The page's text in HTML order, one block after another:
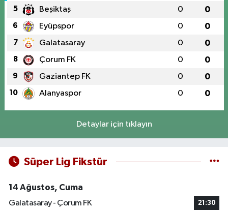
5 Beşiktaş 0 0
6 Eyüpspor 0 0
7 Galatasaray 0 0
8 Çorum FK 0 0
9 Gaziantep FK 0 0
10 Alanyaspor 0 0
Detaylar için tıklayın
Süper Lig Fikstür
14 Ağustos, Cuma
Galatasaray - Çorum FK
21:30